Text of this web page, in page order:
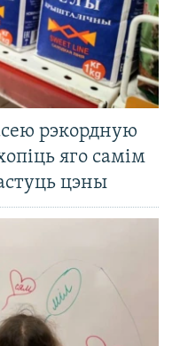
рэкордную
яго самім
цэны